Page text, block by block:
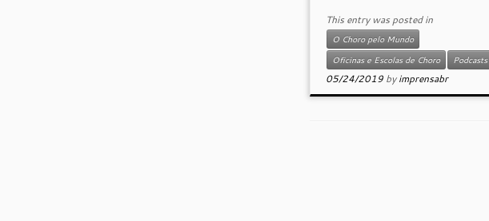
This entry was posted in
O Choro pelo Mundo
Oficinas e Escolas de Choro
Podcasts
05/24/2019 byimprensabr